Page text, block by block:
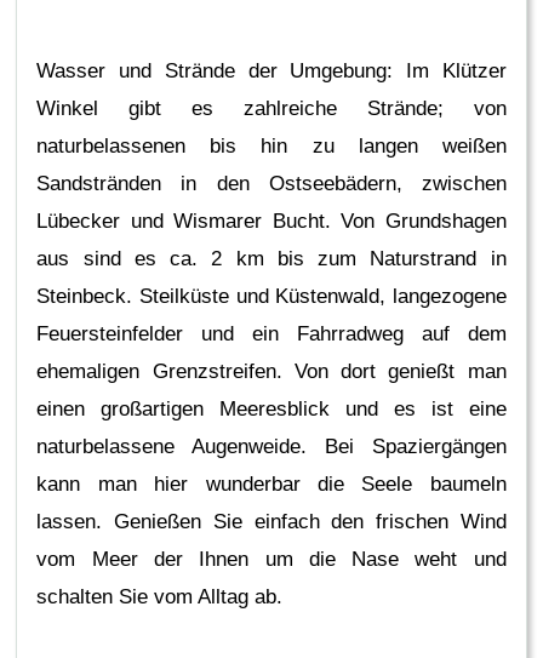
Wasser und Strände der Umgebung: Im Klützer
Winkel gibt es zahlreiche Strände; von
naturbelassenen bis hin zu langen weißen
Sandstränden in den Ostseebädern, zwischen
Lübecker und Wismarer Bucht. Von Grundshagen
aus sind es ca. 2 km bis zum Naturstrand in
Steinbeck. Steilküste und Küstenwald, langezogene
Feuersteinfelder und ein Fahrradweg auf dem
ehemaligen Grenzstreifen. Von dort genießt man
einen großartigen Meeresblick und es ist eine
naturbelassene Augenweide. Bei Spaziergängen
kann man hier wunderbar die Seele baumeln
lassen. Genießen Sie einfach den frischen Wind
vom Meer der Ihnen um die Nase weht und
schalten Sie vom Alltag ab.